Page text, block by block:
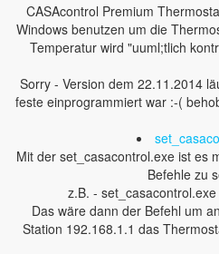
CASAcontrol Premium
Windows benutzen um die
Temperatur wird "uuml;tlich
Sorry - Version dem 22.11.2014
feste einprogrammiert war :-(
Mit der set_casacontrol.exe ist es
Befehle zu
z.B. -
Das wäre dann der Befehl um
Station 192.168.1.1 das